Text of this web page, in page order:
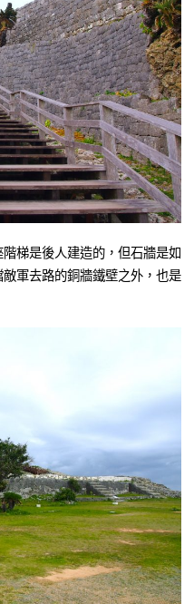
梯是後人建造的，但石牆是如
軍去路的銅牆鐵壁之外，也是